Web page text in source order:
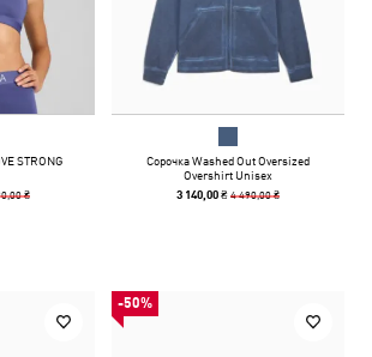
STRONG
₴
Сорочка Washed Out Oversized
Overshirt Unisex
3 140,00 ₴4 490,00 ₴
-50%